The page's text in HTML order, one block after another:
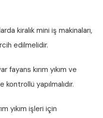
kiralık mini iş makinaları,
edilmelidir.
fayans kırım yıkım ve
yapılmalıdır.
yıkım işleri için